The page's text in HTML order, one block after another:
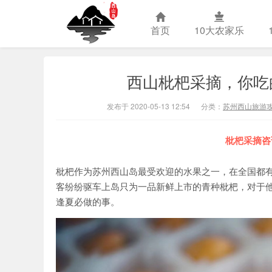
苏州西山农
首页 10大农家乐
西山枇杷采摘，你
发布于 2020-05-13 12:54 分类： 苏州西山旅游
枇杷采摘
枇杷作为苏州西山岛最受欢迎的水果之一，在全国
客纷纷驱车上岛只为一品新鲜上市的青种枇杷，对
逢夏必做的事。